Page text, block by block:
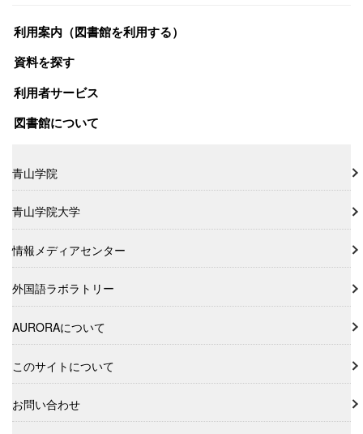
利用案内（図書館を利用する）
資料を探す
利用者サービス
図書館について
青山学院
青山学院大学
情報メディアセンター
外国語ラボラトリー
AURORAについて
このサイトについて
お問い合わせ